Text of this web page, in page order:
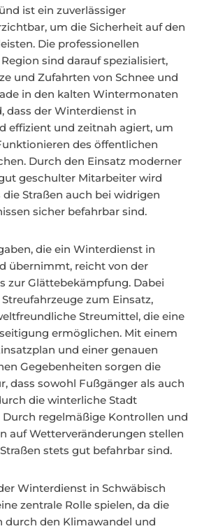
ist ein zuverlässiger
um die Sicherheit auf den
Die professionellen
sind darauf spezialisiert,
und Zufahrten von Schnee und
in den kalten Wintermonaten
dass der Winterdienst in
effizient und zeitnah agiert, um
des öffentlichen
Durch den Einsatz moderner
geschulter Mitarbeiter wird
Straßen auch bei widrigen
sicher befahrbar sind.
die ein Winterdienst in
übernimmt, reicht von der
zur Glättebekämpfung. Dabei
zum Einsatz,
Streumittel, die eine
ermöglichen. Mit einem
und einer genauen
Gegebenheiten sorgen die
dass sowohl Fußgänger als auch
die winterliche Stadt
Durch regelmäßige Kontrollen und
auf Wetterveränderungen stellen
stets gut befahrbar sind.
Winterdienst in Schwäbisch
zentrale Rolle spielen, da die
durch den Klimawandel und